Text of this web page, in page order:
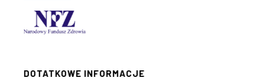
DOTATKOWE INFORMACJE